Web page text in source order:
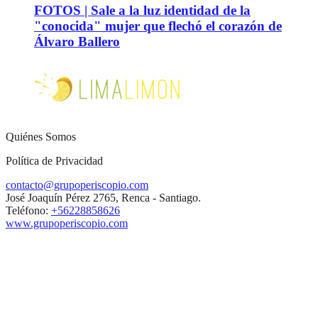
FOTOS | Sale a la luz identidad de la
"conocida" mujer que flechó el corazón de
Álvaro Ballero
Quiénes Somos
Política de Privacidad
contacto@grupoperiscopio.com
José Joaquín Pérez 2765, Renca - Santiago.
Teléfono: +56228858626
www.grupoperiscopio.com